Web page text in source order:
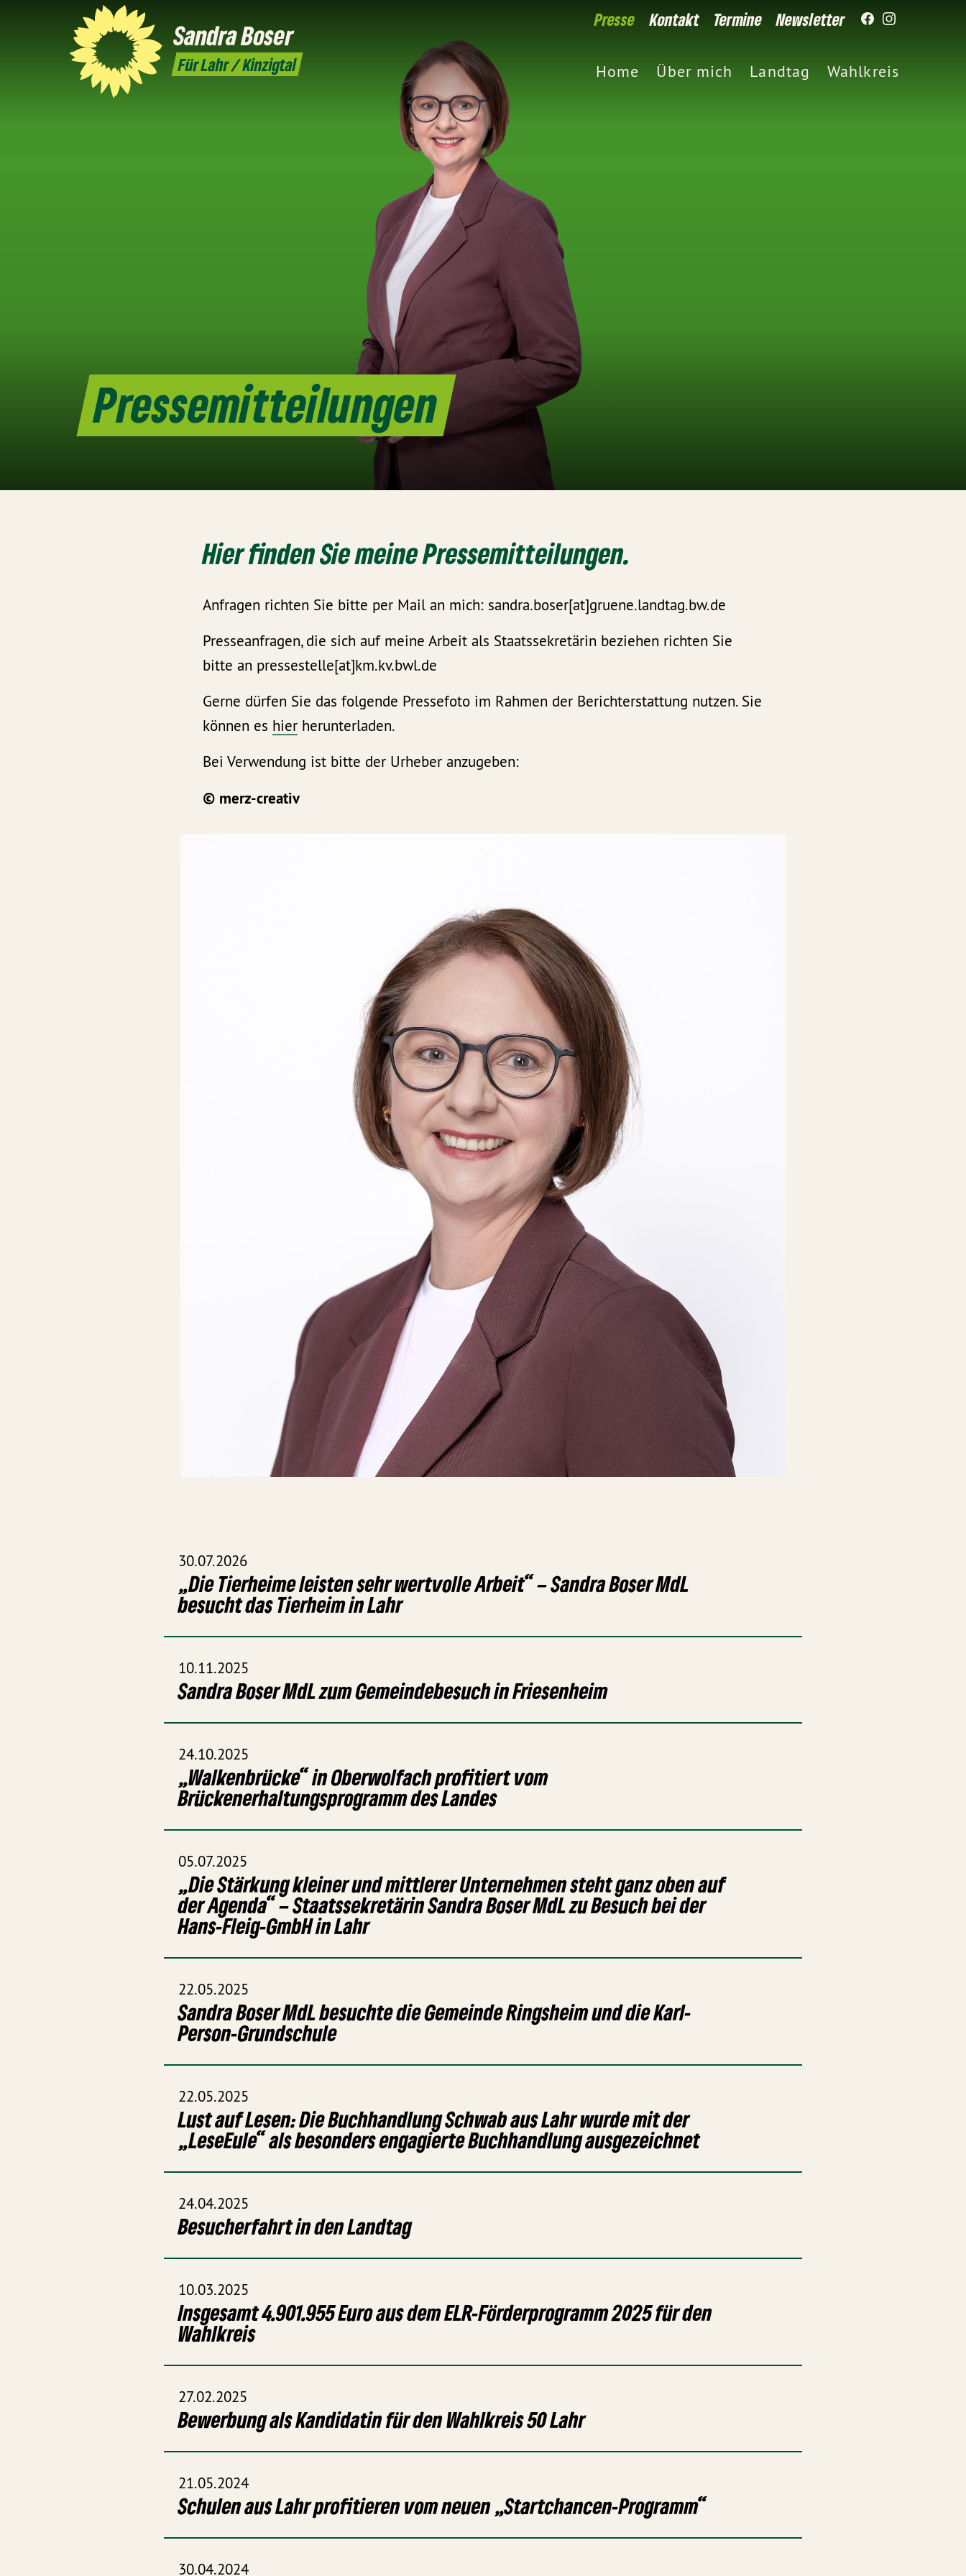
SandraBoser
Für Lahr / Kinzigtal
Presse Kontakt Termine Newsletter
Home Über mich Landtag Wahlkreis
Pressemitteilungen
Hier finden Sie meine Pressemitteilungen.
Anfragen richten Sie bitte per Mail an mich: sandra.boser[at]gruene.landtag.bw.de
Presseanfragen, die sich auf meine Arbeit als Staatssekretärin beziehen richten Sie
bitte an pressestelle[at]km.kv.bwl.de
Gerne dürfen Sie das folgende Pressefoto im Rahmen der Berichterstattung nutzen. Sie
können es hier herunterladen.
Bei Verwendung ist bitte der Urheber anzugeben:
© merz-creativ
30.07.2026
„Die Tierheime leisten sehr wertvolle Arbeit“ – Sandra Boser MdL
besucht das Tierheim in Lahr
10.11.2025
Sandra Boser MdL zum Gemeindebesuch in Friesenheim
24.10.2025
„Walkenbrücke“ in Oberwolfach profitiert vom
Brückenerhaltungsprogramm des Landes
05.07.2025
„Die Stärkung kleiner und mittlerer Unternehmen steht ganz oben auf
der Agenda“ – Staatssekretärin Sandra Boser MdL zu Besuch bei der
Hans-Fleig-GmbH in Lahr
22.05.2025
Sandra Boser MdL besuchte die Gemeinde Ringsheim und die Karl-
Person-Grundschule
22.05.2025
Lust auf Lesen: Die Buchhandlung Schwab aus Lahr wurde mit der
„LeseEule“ als besonders engagierte Buchhandlung ausgezeichnet
24.04.2025
Besucherfahrt in den Landtag
10.03.2025
Insgesamt 4.901.955 Euro aus dem ELR-Förderprogramm 2025 für den
Wahlkreis
27.02.2025
Bewerbung als Kandidatin für den Wahlkreis 50 Lahr
21.05.2024
Schulen aus Lahr profitieren vom neuen „Startchancen-Programm“
30.04.2024